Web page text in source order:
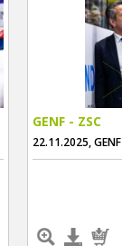
GENF - ZSC
22.11.2025, GENF